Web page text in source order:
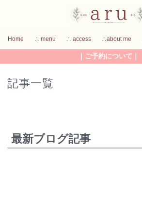
Home ∴ menu ∴ access ∴about me
｜ご予約について｜
記事一覧
最新ブログ記事